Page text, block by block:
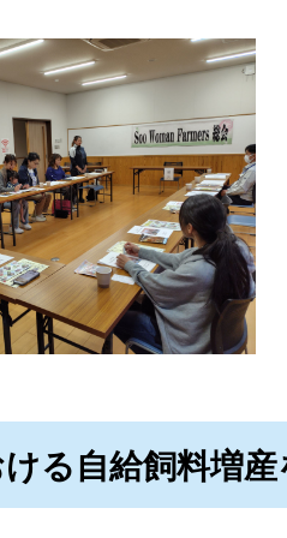
る自給飼料増産